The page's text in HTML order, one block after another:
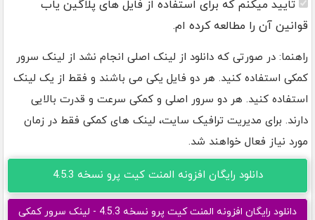
تایید میکنم که برای استفاده از فایل های پلاگین یاب
قوانین آن را مطالعه کرده ام.
راهنما: در صورتی که دانلود از لینک اصلی انجام نشد از لینک سرور
کمکی استفاده کنید. هر دو فایل یکی می باشند و فقط از یک لینک
استفاده کنید. هر دو سرور اصلی و کمکی سرعت و قدرت بالایی
دارند. برای مدیریت ترافیک سایت، لینک های کمکی فقط در زمان
مورد نیاز فعال خواهند شد.
دانلود رایگان افزونه المنت کیت پرو نسخه 4.5.3
دانلود رایگان افزونه المنت کیت پرو نسخه 4.5.3 - لینک سرور کمکی